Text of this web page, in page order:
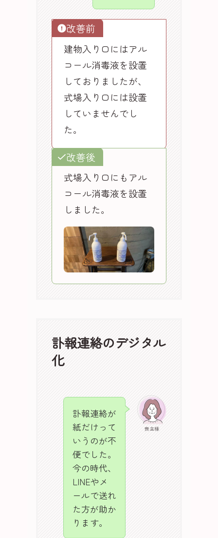
改善前
建物入り口にはアル
コール消毒液を設置
しておりましたが、
式場入り口には設置
していませんでし
た。
改善後
式場入り口にもアル
コール消毒液を設置
しました。
訃報連絡のデジタル
化
喪主様
訃報連絡が
紙だけって
いうのが不
便でした。
今の時代、
LINEやメ
ールで送れ
た方が助か
ります。